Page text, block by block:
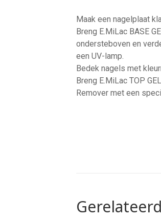
Maak een nagelplaat
Breng E.MiLac BASE
ondersteboven en
een UV-lamp.
Bedek nagels met
Breng E.MiLac TOP
Remover met een